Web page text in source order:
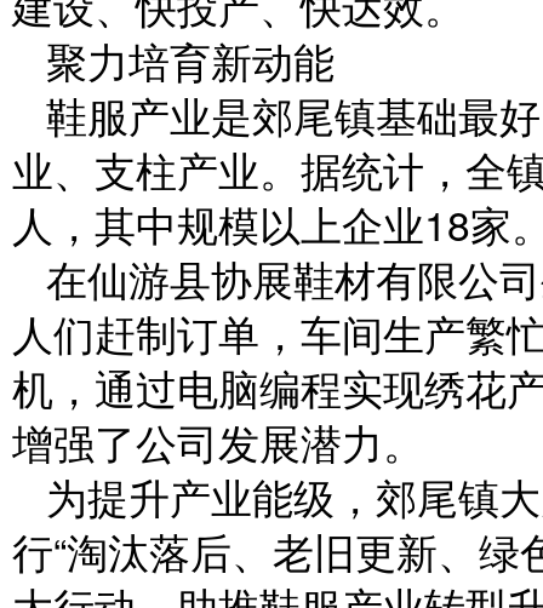
聚力培育新动能
鞋服产业是郊尾镇基础最
业、支柱产业。据统计，全
人，其中规模以上企业18家
在仙游县协展鞋材有限公
人们赶制订单，车间生产繁
机，通过电脑编程实现绣花
增强了公司发展潜力。
为提升产业能级，郊尾镇
行“淘汰落后、老旧更新、